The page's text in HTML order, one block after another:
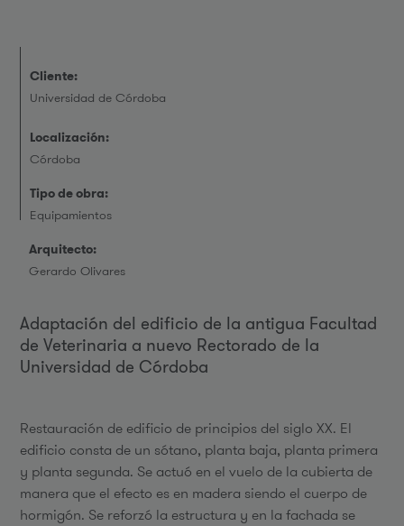
Cliente:
Universidad de Córdoba
Localización:
Córdoba
Tipo de obra:
Equipamientos
Arquitecto:
Gerardo Olivares
Adaptación del edificio de la antigua Facultad
de Veterinaria a nuevo Rectorado de la
Universidad de Córdoba
Restauración de edificio de principios del siglo XX. El
edificio consta de un sótano, planta baja, planta primera
y planta segunda. Se actuó en el vuelo de la cubierta de
manera que el efecto es en madera siendo el cuerpo de
hormigón. Se reforzó la estructura y en la fachada se